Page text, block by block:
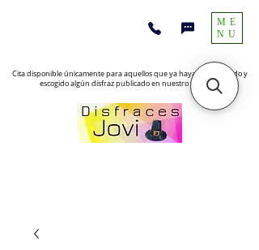
Cita disponible únicamente para aquellos que ya hayan encontrado y
escogido algún disfraz publicado en nuestro sitio web
ME
NU